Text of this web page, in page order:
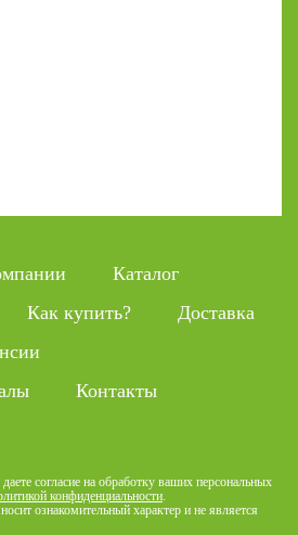
Каталог
Как купить?
Доставка
Контакты
согласие на обработку ваших персональных
конфиденциальности.
ознакомительный характер и не является